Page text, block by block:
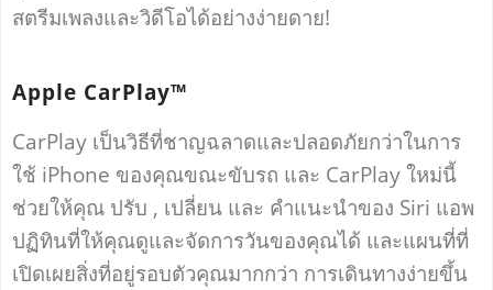
สตรีมเพลงและวิดีโอได้อย่างง่ายดาย!
Apple CarPlay™
CarPlay เป็นวิธีที่ชาญฉลาดและปลอดภัยกว่าในการ
ใช้ iPhone ของคุณขณะขับรถ และ CarPlay ใหม่นี้
ช่วยให้คุณ ปรับ , เปลี่ยน และ คำแนะนำของ Siri แอพ
ปฏิทินที่ให้คุณดูและจัดการวันของคุณได้ และแผนที่ที่
เปิดเผยสิ่งที่อยู่รอบตัวคุณมากกว่า การเดินทางง่ายขึ้น